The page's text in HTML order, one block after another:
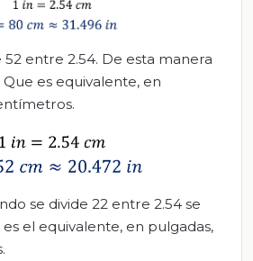
52 entre 2.54. De esta manera
es equivalente, en
se divide 22 entre 2.54 se
el equivalente, en pulgadas,